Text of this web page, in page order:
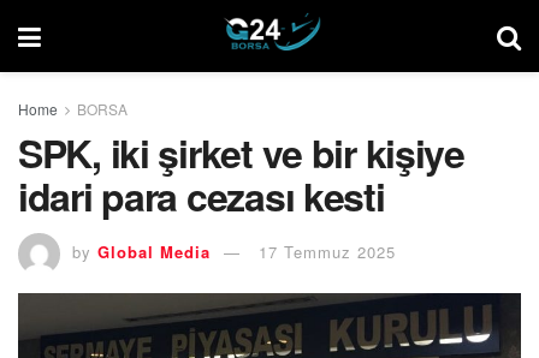
Home BORSA
SPK, iki şirket ve bir kişiye
idari para cezası kesti
by Global Media 17 Temmuz 2025